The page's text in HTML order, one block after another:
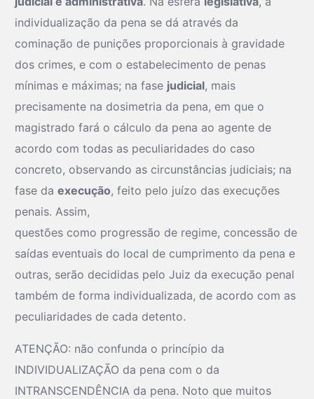
individualização da pena se dá através da
cominação de punições proporcionais à gravidade
dos crimes, e com o estabelecimento de penas
mínimas e máximas; na fase judicial, mais
precisamente na dosimetria da pena, em que o
magistrado fará o cálculo da pena ao agente de
acordo com todas as peculiaridades do caso
concreto, observando as circunstâncias judiciais; na
fase daexecução, feito pelo juízo das execuções
penais. Assim,
questões como progressão de regime, concessão de
saídas eventuais do local de cumprimento da pena e
outras, serão decididas pelo Juiz da execução penal
também de forma individualizada, de acordo com as
peculiaridades de cada detento.
ATENÇÃO: não confunda o princípio da
INDIVIDUALIZAÇÃO da pena com o da
INTRANSCENDÊNCIA da pena. Noto que muitos